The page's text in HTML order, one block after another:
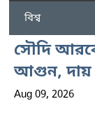
বিশ্ব
সৌদি
আগুন, দায়
Aug 09, 2026